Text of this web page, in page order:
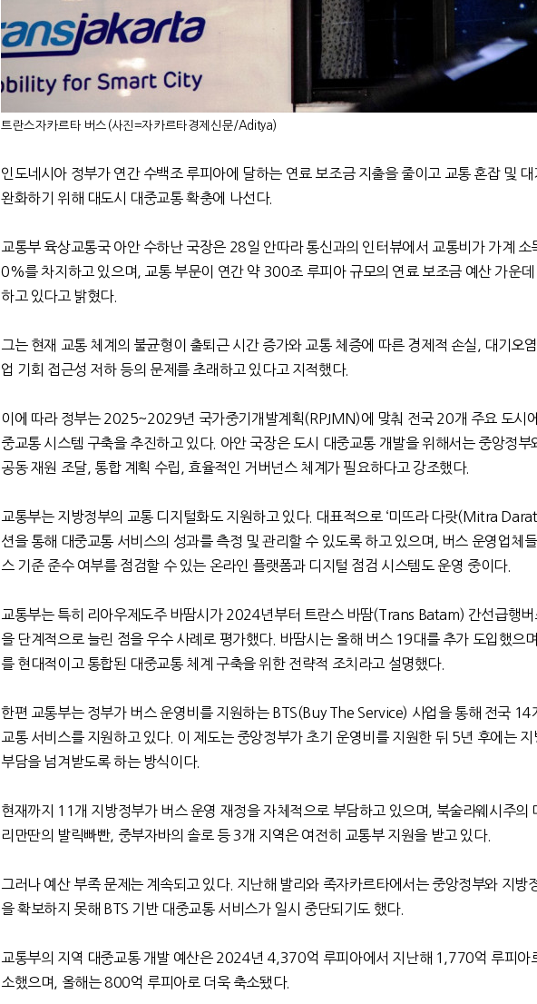
트란스자카르타 버스(사진=자카르타경제신문/Aditya)
인도네시아 정부가 연간 수백조 루피아에 달하는 연료 보조금 지출을 줄이고 교통 혼잡 및
완화하기 위해 대도시 대중교통 확충에 나선다.
교통부 육상교통국 아안 수하난 국장은 28일 안따라 통신과의 인터뷰에서 교통비가 가계 소
0%를 차지하고 있으며 교통 부문이 연간 약 300조 루피아 규모의 연료 보조금 예산 가운데
하고 있다고 밝혔다.
그는 현재 교통 체계의 불균형이 출퇴근 시간 증가와 교통 체증에 따른 경제적 손실 대기오염
업 기회 접근성 저하 등의 문제를 초래하고 있다고 지적했다.
이에 따라 정부는2025~2029년 국가중기개발계획(RPJMN)에 맞춰 전국20개 주요 도시
중교통 시스템 구축을 추진하고 있다. 아안 국장은 도시 대중교통 개발을 위해서는 중앙정부
공동 재원 조달, 통합 계획 수립 효율적인 거버넌스 체계가 필요하다고 강조했다.
교통부는 지방정부의 교통 디지털화도 지원하고 있다. 대표적으로 ‘미뜨라 다랏(Mitra
션을 통해 대중교통 서비스의 성과를 측정 및 관리할 수 있도록 하고 있으며
버스 운영업체
스 기준 준수 여부를 점검할 수 있는 온라인 플랫폼과 디지털 점검 시스템도 운영 중이다.
교통부는 특히 리아우제도주 바땀시가2024년부터 트란스 바땀(Trans Batam) 간선급행버
을 단계적으로 늘린 점을 우수 사례로 평가했다. 바땀시는 올해 버스 19대를 추가 도입했으며
를 현대적이고 통합된 대중교통 체계 구축을 위한 전략적 조치라고 설명했다.
한편 교통부는 정부가 버스 운영비를 지원하는BTS(Buy The Service) 사업을 통해 전국 14
교통 서비스를 지원하고 있다. 이 제도는 중앙정부가 초기 운영비를 지원한 뒤 5년 후에는
부담을 넘겨받도록 하는 방식이다.
현재까지 11 개 지방정부가 버스 운영 재정을 자체적으로 부담하고 있으며 북술라웨시주의
리만딴의 발릭빠빤, 중부자바의 솔로 등3개 지역은 여전히 교통부 지원을 받고 있다.
그러나 예산 부족 문제는 계속되고 있다. 지난해 발리와 족자카르타에서는 중앙정부와 지방
을 확보하지 못해 BTS 기반 대중교통 서비스가 일시 중단되기도 했다.
교통부의 지역 대중교통 개발 예산은2024년 4,370억 루피아에서 지난해 1,770억 루피아
소했으며
올해는800억 루피아로 더욱 축소됐다.